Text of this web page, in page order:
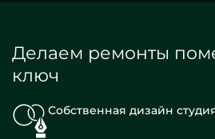
Делаем ремонты
ключ
Собственная дизайн